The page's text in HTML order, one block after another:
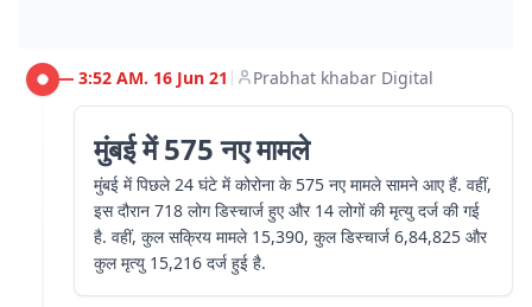
3:52 AM. 16 Jun 21 | Prabhat khabar Digital
मुंबई में 575 नए मामले
मुंबई में पिछले 24 घंटे में कोरोना के 575 नए मामले सामने आए हैं. वहीं,
इस दौरान 718 लोग डिस्चार्ज हुए और 14 लोगों की मृत्यु दर्ज की गई
है. वहीं, कुल सक्रिय मामले 15,390, कुल डिस्चार्ज 6,84,825 और
कुल मृत्यु 15,216 दर्ज हुई है.